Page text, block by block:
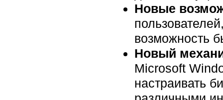
Новые
возможность
Новый
Microsoft
настраивать